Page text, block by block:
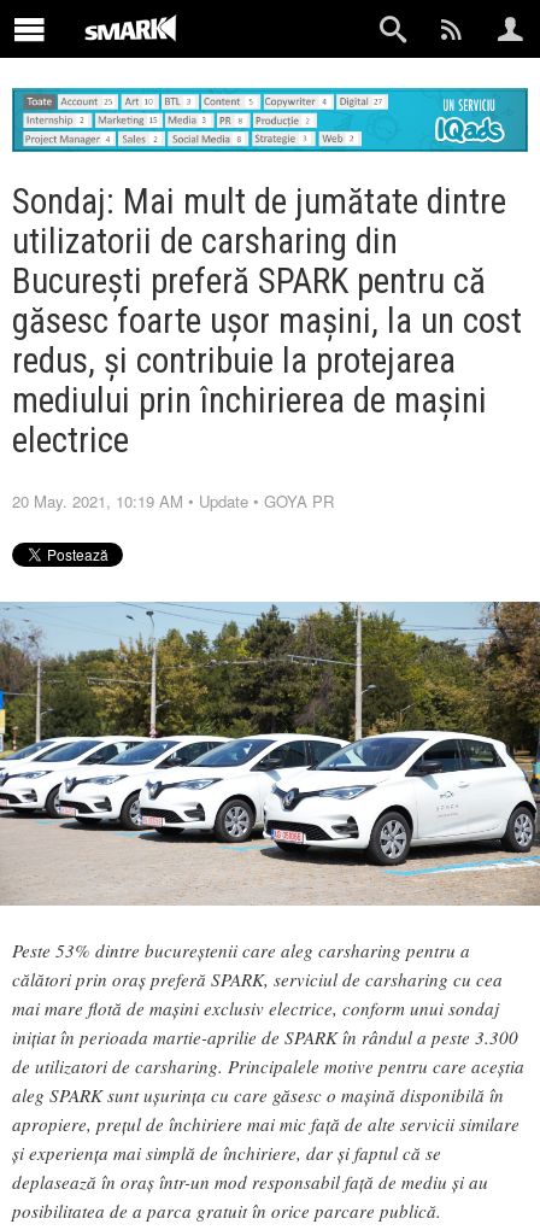
Sondaj: Mai mult de jumătate dintre
utilizatorii de carsharing din
București preferă SPARK pentru că
găsesc foarte ușor mașini, la un cost
redus, și contribuie la protejarea
mediului prin închirierea de mașini
electrice
20 May. 2021, 10:19 AM • Update • GOYA PR
Peste 53% dintre bucureștenii care aleg carsharing pentru a
călători prin oraș preferă SPARK, serviciul de carsharing cu cea
mai mare flotă de mașini exclusiv electrice, conform unui sondaj
inițiat în perioada martie-aprilie de SPARK în rândul a peste 3.300
de utilizatori de carsharing. Principalele motive pentru care aceștia
aleg SPARK sunt ușurința cu care găsesc o mașină disponibilă în
apropiere, prețul de închiriere mai mic față de alte servicii similare
și experiența mai simplă de închiriere, dar și faptul că se
deplasează în oraș într-un mod responsabil față de mediu și au
posibilitatea de a parca gratuit în orice parcare publică.